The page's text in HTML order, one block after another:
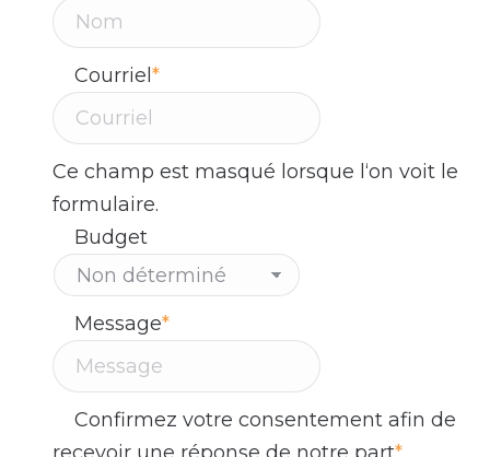
Courriel*
Ce champ est masqué lorsque l‘on voit le
formulaire.
Budget
Message*
Confirmez votre consentement afin de